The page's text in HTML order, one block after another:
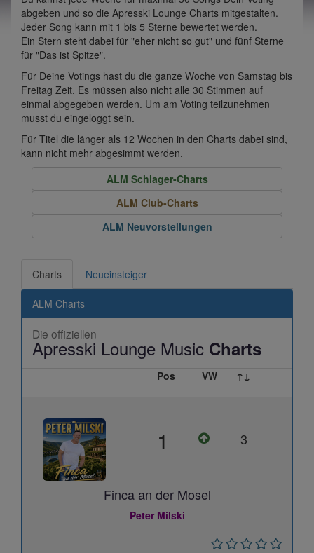
abgeben und so die Apresski Lounge Charts mitgestalten.
Jeder Song kann mit 1 bis 5 Sterne bewertet werden.
Ein Stern steht dabei für "eher nicht so gut" und fünf Sterne
für "Das ist Spitze".
Für Deine Votings hast du die ganze Woche von Samstag bis
Freitag Zeit. Es müssen also nicht alle 30 Stimmen auf
einmal abgegeben werden. Um am Voting teilzunehmen
musst du eingeloggt sein.
Für Titel die länger als 12 Wochen in den Charts dabei sind,
kann nicht mehr abgesimmt werden.
ALM Schlager-Charts
ALM Club-Charts
ALM Neuvorstellungen
Charts Neueinsteiger
ALM Charts
Die offiziellen
Apresski Lounge Music Charts
Pos VW ↑↓
1 3
Finca an der Mosel
Peter Milski